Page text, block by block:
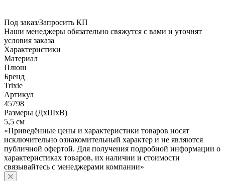
Под заказ/Запросить КП
Наши менеджеры обязательно свяжутся с вами и уточнят
условия заказа
Характеристики
Материал
Плюш
Бренд
Trixie
Артикул
45798
Размеры (ДхШхВ)
5,5 см
«Приведённые цены и характеристики товаров носят
исключительно ознакомительный характер и не являются
публичной офертой. Для получения подробной информации о
характеристиках товаров, их наличии и стоимости
связывайтесь с менеджерами компании»